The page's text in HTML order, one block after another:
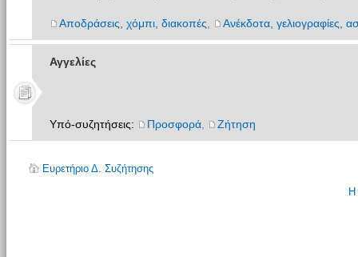
Αποδράσεις, χόμπι, διακοπές Ανέκδοτα, γελιογραφίες,
Αγγελίες
Υπό-συζητήσεις: Προσφορά, Ζήτηση
Ευρετήριο Δ. Συζήτησης
Η